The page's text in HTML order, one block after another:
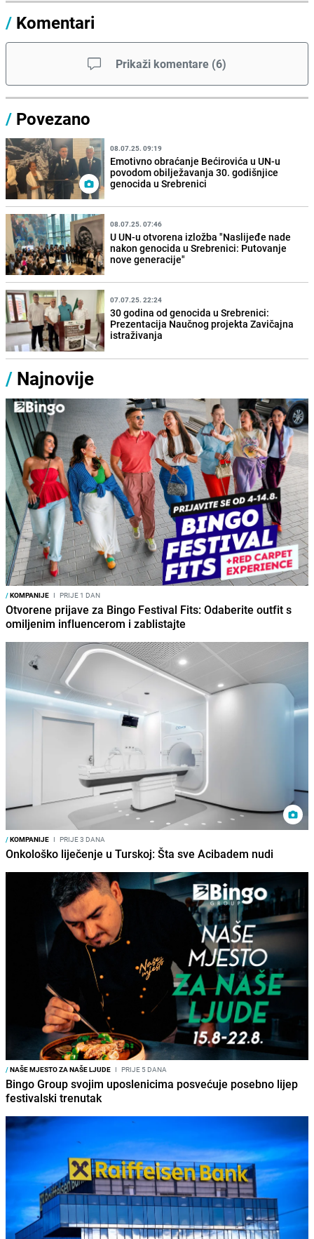
/ Komentari
Prikaži komentare (6)
/ Povezano
08.07.25. 09:19
Emotivno obraćanje Bećirovića u UN-u
povodom obilježavanja 30. godišnjice
genocida u Srebrenici
08.07.25. 07:46
U UN-u otvorena izložba "Naslijeđe nade
nakon genocida u Srebrenici: Putovanje
nove generacije"
07.07.25. 22:24
30 godina od genocida u Srebrenici:
Prezentacija Naučnog projekta Zavičajna
istraživanja
/ Najnovije
/KOMPANIJE I PRIJE 1 DAN
Otvorene prijave za Bingo Festival Fits: Odaberite outfit s
omiljenim influencerom i zablistajte
/KOMPANIJE I PRIJE 3 DANA
Onkološko liječenje u Turskoj: Šta sve Acibadem nudi
/NAŠE MJESTO ZA NAŠE LJUDE I PRIJE 5 DANA
Bingo Group svojim uposlenicima posvećuje posebno lijep
festivalski trenutak